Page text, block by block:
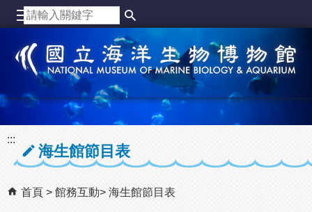
跳到主要內容區塊
:::
海生館節目表
首頁 館務互動 海生館節目表